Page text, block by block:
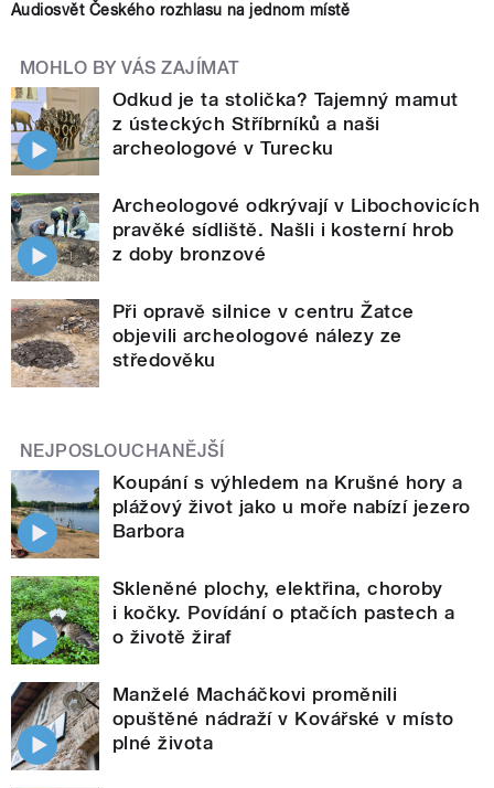
Audiosvět Českého rozhlasu na jednom místě
MOHLO BY VÁS ZAJÍMAT
Odkud je ta stolička? Tajemný mamut
z ústeckých Stříbrníků a naši
archeologové v Turecku
Archeologové odkrývají v Libochovicích
pravěké sídliště. Našli i kosterní hrob
z doby bronzové
Při opravě silnice v centru Žatce
objevili archeologové nálezy ze
středověku
NEJPOSLOUCHANĚJŠÍ
Koupání s výhledem na Krušné hory a
plážový život jako u moře nabízí jezero
Barbora
Skleněné plochy, elektřina, choroby
i kočky. Povídání o ptačích pastech a
o životě žiraf
Manželé Macháčkovi proměnili
opuštěné nádraží v Kovářské v místo
plné života